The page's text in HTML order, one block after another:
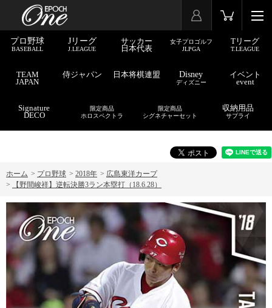
プロ野球
BASEBALL
Jリーグ
J.LEAGUE
サッカー
日本代表
女子プロゴルフ
JLPGA
Tリーグ
T.LEAGUE
TEAM
JAPAN
侍ジャパン 日本将棋連盟 Disney
ディズニー
イベント
event
Signature
DECO
限定商品
ホロスペクトラ
限定商品
シグネチャーセット
収納用品
サプライ
ホーム > プロ野球 > 2018年 > 広島東洋カープ
>
【野間峻祥】逆転決勝3ラン本塁打（18.6.28）